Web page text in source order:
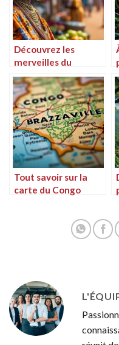
Découvrez les
merveilles du
tourisme au Congo-
Brazzaville
Tout savoir sur la
carte du Congo